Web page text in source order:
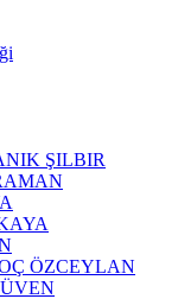
ŞILBIR
ÖZCEYLAN